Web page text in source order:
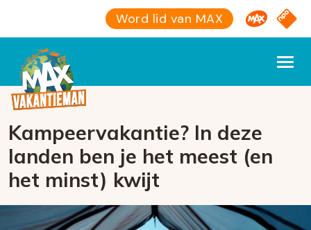
Word lid van MAX Omroep
NPO
Kampeervakantie? In deze
landen ben je het meest (en
het minst) kwijt